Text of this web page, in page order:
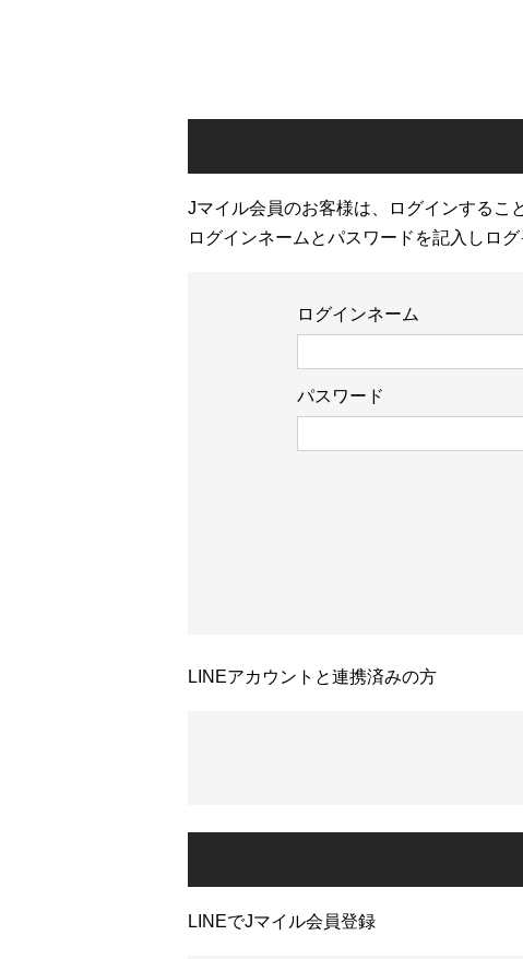
Jマイル会員のお客様は、ログインするこ
ログインネームとパスワードを記入しロ
ログインネーム
パスワード
LINEアカウントと連携済みの方
LINEでJマイル会員登録